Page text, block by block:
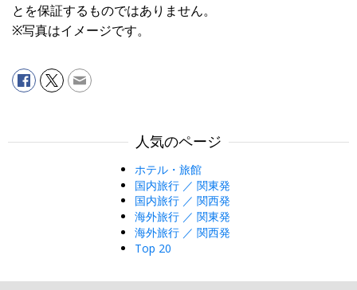
とを保証するものではありません。
※写真はイメージです。
人気のページ
ホテル・旅館
国内旅行 ／ 関東発
国内旅行 ／ 関西発
海外旅行 ／ 関東発
海外旅行 ／ 関西発
Top 20